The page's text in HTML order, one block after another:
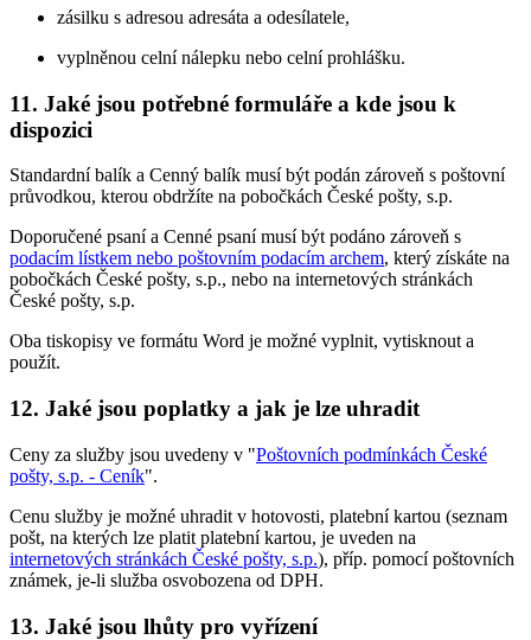
zásilku s adresou adresáta a odesílatele,
vyplněnou celní nálepku nebo celní prohlášku.
11. Jaké jsou potřebné formuláře a kde jsou k
dispozici
Standardní balík a Cenný balík musí být podán zároveň s poštovní
průvodkou, kterou obdržíte na pobočkách České pošty, s.p.
Doporučené psaní a Cenné psaní musí být podáno zároveň s
podacím lístkem nebo poštovním podacím archem, který získáte na
pobočkách České pošty, s.p., nebo na internetových stránkách
České pošty, s.p.
Oba tiskopisy ve formátu Word je možné vyplnit, vytisknout a
použít.
12. Jaké jsou poplatky a jak je lze uhradit
Ceny za služby jsou uvedeny v "Poštovních podmínkách České
pošty, s.p. - Ceník".
Cenu služby je možné uhradit v hotovosti, platební kartou (seznam
pošt, na kterých lze platit platební kartou, je uveden na
internetových stránkách České pošty, s.p.), příp. pomocí poštovních
známek, je-li služba osvobozena od DPH.
13. Jaké jsou lhůty pro vyřízení